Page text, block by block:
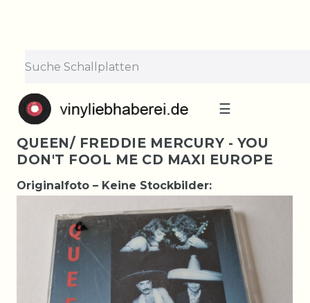
☰
QUEEN/ FREDDIE MERCURY - YOU
DON'T FOOL ME CD MAXI EUROPE
Originalfoto – Keine Stockbilder: